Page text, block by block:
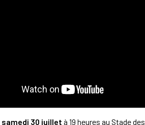
samedi 30 juillet à 19 heures au Stade